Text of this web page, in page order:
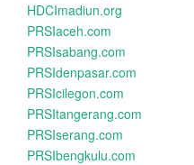
HDCImadiun.org
PRSIaceh.com
PRSIsabang.com
PRSIdenpasar.com
PRSIcilegon.com
PRSItangerang.com
PRSIserang.com
PRSIbengkulu.com